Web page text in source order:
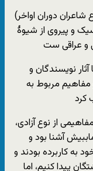
(و منظور از شعر «سبک بازگشت»، ‌‌‌ همان رجوع شاعران دوران اواخر
و پیروی از شیوۀ
نویسندگان و
مفاهیم مربوط به
از نوع آزادی،
آشنا بود و
به کاربرده بودند و
پیدا کنیم، اما